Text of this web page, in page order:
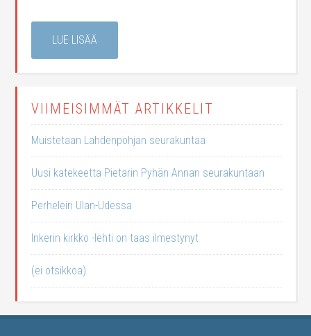
LUE LISÄÄ
VIIMEISIMMÄT ARTIKKELIT
Muistetaan Lahdenpohjan seurakuntaa
Uusi katekeetta Pietarin Pyhän Annan seurakuntaan
Perheleiri Ulan-Udessa
Inkerin kirkko -lehti on taas ilmestynyt
(ei otsikkoa)